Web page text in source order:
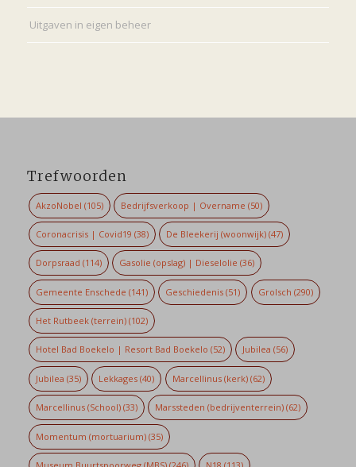
Uitgaven in eigen beheer
Trefwoorden
AkzoNobel (105) Bedrijfsverkoop | Overname (50)
Coronacrisis | Covid19 (38) De Bleekerij (woonwijk) (47)
Dorpsraad (114) Gasolie (opslag) | Dieselolie (36)
Gemeente Enschede (141) Geschiedenis (51) Grolsch (290)
Het Rutbeek (terrein)(102)
Hotel Bad Boekelo | Resort Bad Boekelo (52) Jubilea (56)
Jubilea (35) Lekkages (40) Marcellinus (kerk)(62)
Marcellinus (School)(33) Marssteden (bedrijventerrein) (62)
Momentum (mortuarium)(35)